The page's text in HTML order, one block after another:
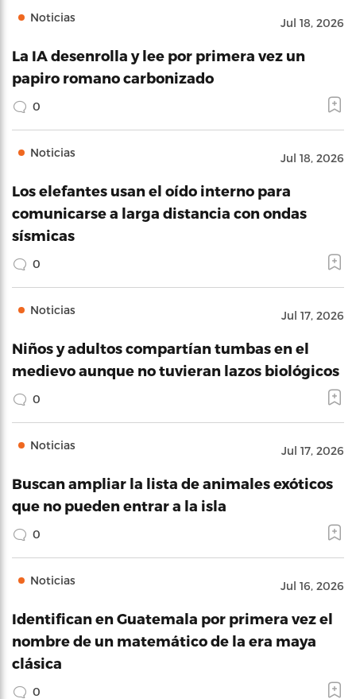
Noticias Jul 18, 2026
La IA desenrolla y lee por primera vez un
papiro romano carbonizado
0
Noticias Jul 18, 2026
Los elefantes usan el oído interno para
comunicarse a larga distancia con ondas
sísmicas
0
Noticias Jul 17, 2026
Niños y adultos compartían tumbas en el
medievo aunque no tuvieran lazos biológicos
0
Noticias Jul 17, 2026
Buscan ampliar la lista de animales exóticos
que no pueden entrar a la isla
0
Noticias Jul 16, 2026
Identifican en Guatemala por primera vez el
nombre de un matemático de la era maya
clásica
0